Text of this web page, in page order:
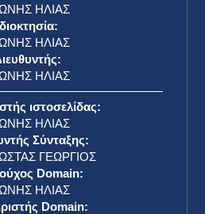
ΗΛΙΑΣ
ΗΛΙΑΣ
ΗΛΙΑΣ
ιστοσελίδας:
ΗΛΙΑΣ
Σύνταξης:
ΓΕΩΡΓΙΟΣ
Domain:
ΗΛΙΑΣ
Domain: